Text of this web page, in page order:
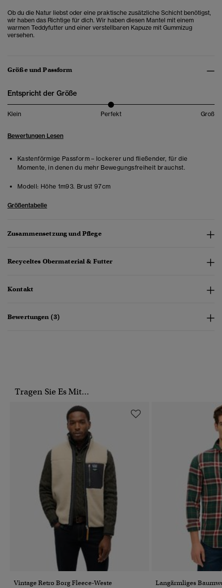
Ob du die Natur liebst oder eine praktische zusätzliche Schicht benötigst,
wir haben das Richtige für dich. Wir haben diesen Mantel mit einem
warmen Teddyfutter und einer verstellbaren Kapuze mit Gummizug
versehen.
Größe und Passform
Entspricht der Größe
Klein Perfekt Groß
Bewertungen Lesen
Kastenförmige Passform – lockerer und fließender, für die
Momente, in denen du mehr Bewegungsfreiheit brauchst.
Modell: Höhe 1m93. Brust 97cm
Größentabelle
Zusammensetzung und Pflege
Recyceltes Obermaterial & Futter
Kontakt
Bewertungen (3)
Tragen Sie Es Mit...
Vintage Retro Borg Fleece-Weste Langärmliges